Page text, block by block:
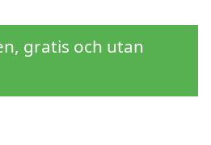
gratis och utan